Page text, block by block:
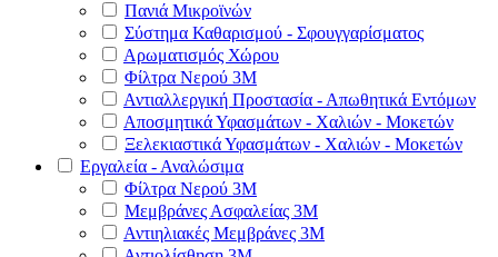
Πανιά Μικροϊνών
Σύστημα Καθαρισμού - Σφουγγαρίσματος
Αρωματισμός Χώρου
Φίλτρα Νερού 3Μ
Αντιαλλεργική Προστασία - Απωθητικά Εντόμων
Αποσμητικά Υφασμάτων - Χαλιών - Μοκετών
Ξελεκιαστικά Υφασμάτων - Χαλιών - Μοκετών
Εργαλεία - Αναλώσιμα
Φίλτρα Νερού 3Μ
Μεμβράνες Ασφαλείας 3Μ
Αντιηλιακές Μεμβράνες 3Μ